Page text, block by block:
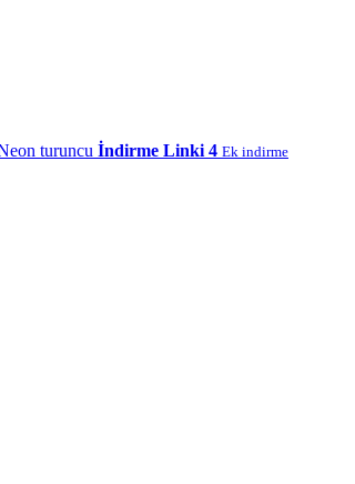
turuncu İndirme Linki 4 Ek indirme